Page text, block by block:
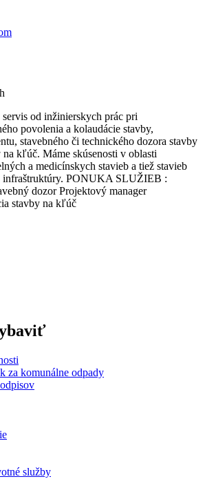
od inžinierskych prác pri
povolenia a kolaudácie stavby,
stavebného či technického dozora stavby
na kľúč. Máme skúsenosti v oblasti
a medicínskych stavieb a tiež stavieb
infraštruktúry. PONUKA SLUŽIEB :
dozor Projektový manager
stavby na kľúč
za komunálne odpady
služby